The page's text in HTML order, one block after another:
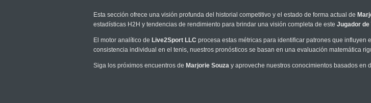
Esta sección ofrece una visión profunda del historial competitivo y el estado de forma actual de
estadísticas H2H y tendencias de rendimiento para brindar una visión completa de este Jugador de
El motor analítico de Live2Sport LLC procesa estas métricas para identificar patrones que
consistencia individual en el tenis, nuestros pronósticos se basan en una evaluación matemática
Siga los próximos encuentros de Marjorie Souza y aproveche nuestros conocimientos basados en